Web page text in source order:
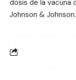
dosis de la vacuna
Johnson & Johnson.